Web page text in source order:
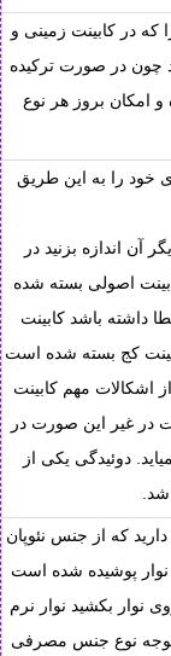
که در کابینت زمینی و
چون در صورت ترکیده
امکان بروز هر نوع
خود را به این طریق
اندازه بزنید در
متر خطا کابینت اصولی بسته شده
متر بیشتر خطا داشته باشد کابینت
کج بسته شده است
اشکالات مهم کابینت
در غیر این صورت در
دوئیدگی یکی از
که از جنس نئوپان
پوشیده شده است
نوار بکشید نوار نرم
نوع جنس مصرفی